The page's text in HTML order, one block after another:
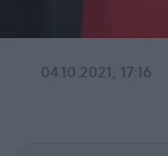
04.10.2021, 17:16